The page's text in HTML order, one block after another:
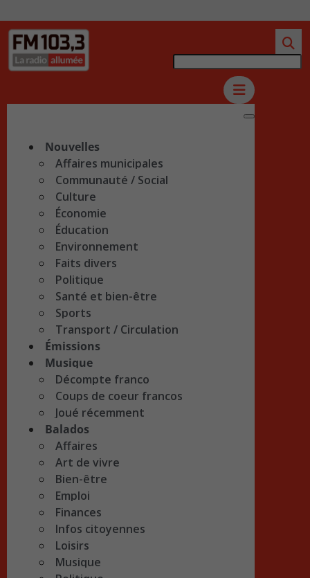
Nouvelles
Affaires municipales
Communauté / Social
Culture
Économie
Éducation
Environnement
Faits divers
Politique
Santé et bien-être
Sports
Transport / Circulation
Émissions
Musique
Décompte franco
Coups de coeur francos
Joué récemment
Balados
Affaires
Art de vivre
Bien-être
Emploi
Finances
Infos citoyennes
Loisirs
Musique